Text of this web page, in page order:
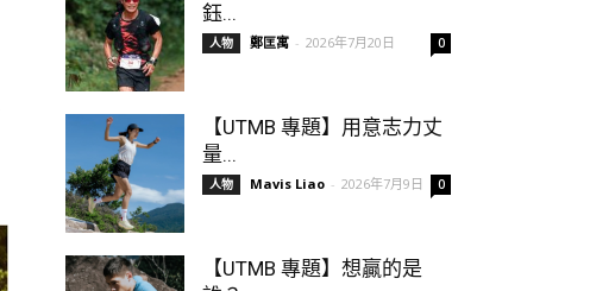
鈺...
人物 鄭匡寓 - 2026年7月20日 0
【UTMB 專題】用意志力丈
量...
人物 Mavis Liao - 2026年7月9日 0
【UTMB 專題】想贏的是